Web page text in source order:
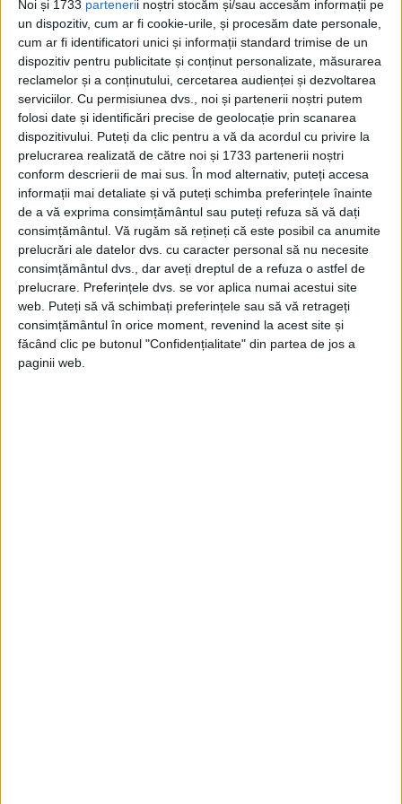
Noi și 1733 partenerii noștri stocăm și/sau accesăm informații pe
un dispozitiv, cum ar fi cookie-urile, și procesăm date personale,
cum ar fi identificatori unici și informații standard trimise de un
dispozitiv pentru publicitate și conținut personalizate, măsurarea
reclamelor și a conținutului, cercetarea audienței și dezvoltarea
serviciilor. Cu permisiunea dvs., noi și partenerii noștri putem
folosi date și identificări precise de geolocație prin scanarea
dispozitivului. Puteți da clic pentru a vă da acordul cu privire la
prelucrarea realizată de către noi și 1733 partenerii noștri
conform descrierii de mai sus. În mod alternativ, puteți accesa
informații mai detaliate și vă puteți schimba preferințele înainte
de a vă exprima consimțământul sau puteți refuza să vă dați
consimțământul. Vă rugăm să rețineți că este posibil ca anumite
prelucrări ale datelor dvs. cu caracter personal să nu necesite
consimțământul dvs., dar aveți dreptul de a refuza o astfel de
prelucrare. Preferințele dvs. se vor aplica numai acestui site
web. Puteți să vă schimbați preferințele sau să vă retrageți
consimțământul în orice moment, revenind la acest site și
făcând clic pe butonul "Confidențialitate" din partea de jos a
paginii web.
pe dealuri de armata indoneziană. Grupuri
mici de gherilă timocoreană au continuat
rezistența timp de decenii. În 1996, Jose
Ramos-Horta și episcopul Carlos Ximenes
Belo au primit împreună Premiul Nobel
pentru Pace pentru eforturile lor de a
obține independența Timorului de Est.
Dictatorul indonezian Suharto, care a
ordonat invazia din 1975, a fost înlăturat
de la putere în 1998, iar timorenii și-au
reluat apelurile pentru independență. În
1999, populația din Timorul de Est a votat